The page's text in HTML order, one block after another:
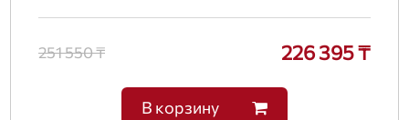
251 550 ₸ 226 395 ₸
В корзину